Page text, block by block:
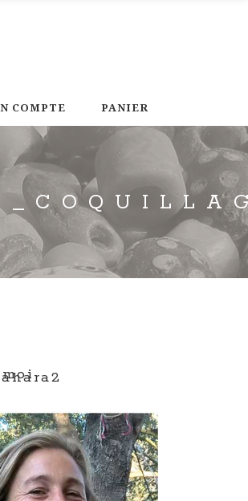
COMPTE PANIER